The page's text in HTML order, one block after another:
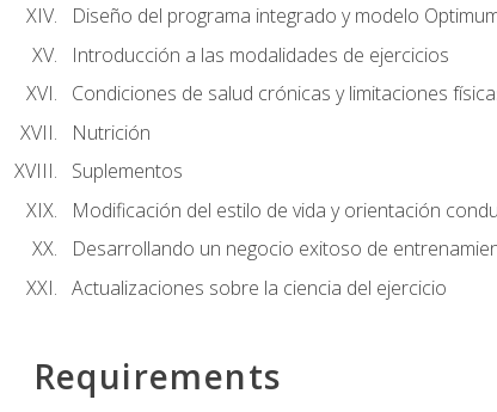
Diseño del programa integrado y modelo
Introducción a las modalidades de ejercicios
Condiciones de salud crónicas y limitaciones
Nutrición
Suplementos
Modificación del estilo de vida y orientación
Desarrollando un negocio exitoso de
Actualizaciones sobre la ciencia del ejercicio
Requirements